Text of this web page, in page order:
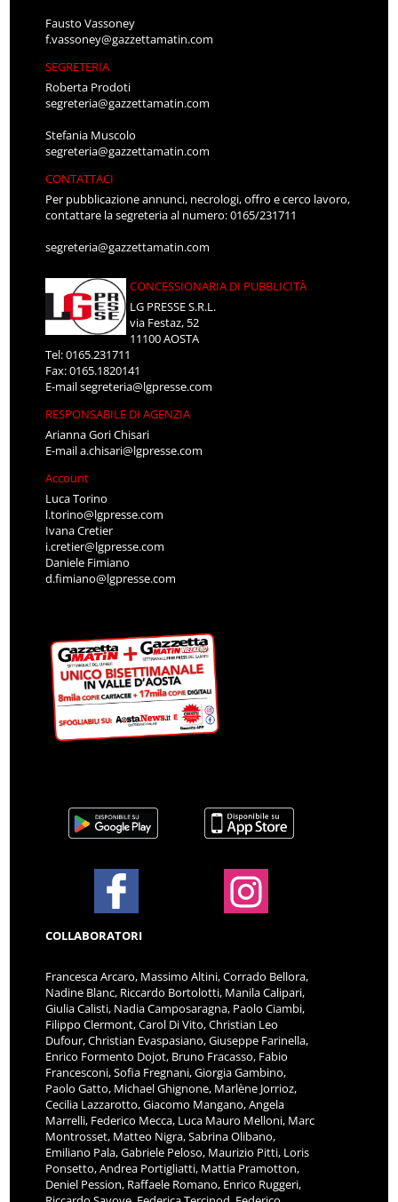
Fausto Vassoney
f.vassoney@gazzettamatin.com
SEGRETERIA
Roberta Prodoti
segreteria@gazzettamatin.com
Stefania Muscolo
segreteria@gazzettamatin.com
CONTATTACI
Per pubblicazione annunci, necrologi, offro e cerco lavoro,
contattare la segreteria al numero: 0165/231711
segreteria@gazzettamatin.com
CONCESSIONARIA DI PUBBLICITÀ
LG PRESSE S.R.L.
via Festaz, 52
11100 AOSTA
Tel: 0165.231711
Fax: 0165.1820141
E-mailsegreteria@lgpresse.com
RESPONSABILE DI AGENZIA
Arianna Gori Chisari
E-maila.chisari@lgpresse.com
Account
Luca Torino
l.torino@lgpresse.com
Ivana Cretier
i.cretier@lgpresse.com
Daniele Fimiano
d.fimiano@lgpresse.com
COLLABORATORI
Francesca Arcaro, Massimo Altini, Corrado Bellora,
Nadine Blanc, Riccardo Bortolotti, Manila Calipari,
Giulia Calisti, Nadia Camposaragna, Paolo Ciambi,
Filippo Clermont, Carol Di Vito, Christian Leo
Dufour, Christian Evaspasiano, Giuseppe Farinella,
Enrico Formento Dojot, Bruno Fracasso, Fabio
Francesconi, Sofia Fregnani, Giorgia Gambino,
Paolo Gatto, Michael Ghignone, Marlène Jorrioz,
Cecilia Lazzarotto, Giacomo Mangano, Angela
Marrelli, Federico Mecca, Luca Mauro Melloni, Marc
Montrosset, Matteo Nigra, Sabrina Olibano,
Emiliano Pala, Gabriele Peloso, Maurizio Pitti, Loris
Ponsetto, Andrea Portigliatti, Mattia Pramotton,
Deniel Pession, Raffaele Romano, Enrico Ruggeri,